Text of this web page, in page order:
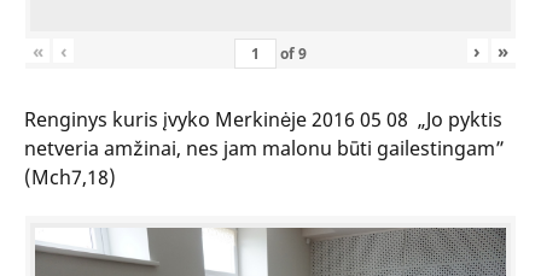
« ‹ of9 › »
Renginys kuris įvyko Merkinėje 2016 05 08 „Jo pyktis
netveria amžinai, nes jam malonu būti gailestingam”
(Mch7,18)